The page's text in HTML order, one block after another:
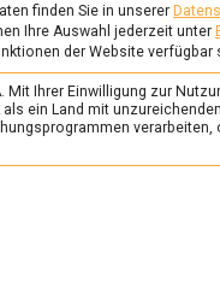
finden Sie in unserer
Ihre Auswahl jederzeit unter
der Website verfügbar
Ihrer Einwilligung zur
als ein Land mit
Einwilligung erteilt